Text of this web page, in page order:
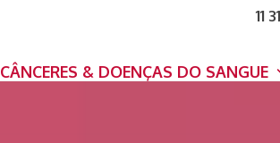
11
CÂNCERES & DOENÇAS DO SANGUE